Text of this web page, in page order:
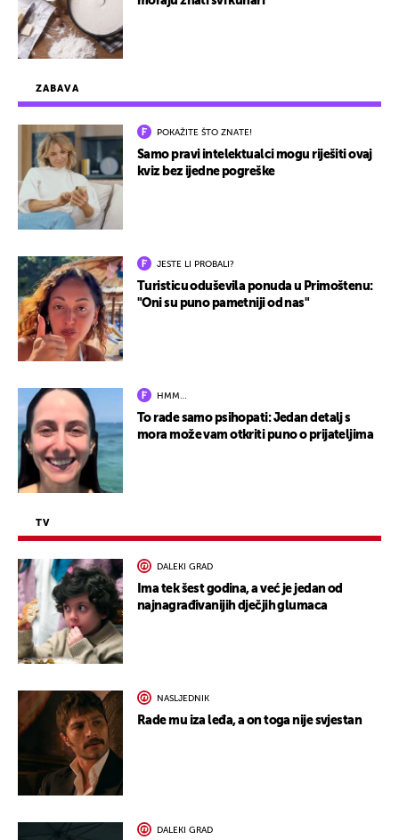
ZABAVA
POKAŽITE ŠTO ZNATE!
Samo pravi intelektualci mogu riješiti ovaj
kviz bez ijedne pogreške
JESTE LI PROBALI?
Turisticu oduševila ponuda u Primoštenu:
"Oni su puno pametniji od nas"
HMM…
To rade samo psihopati: Jedan detalj s
mora može vam otkriti puno o prijateljima
TV
DALEKI GRAD
Ima tek šest godina, a već je jedan od
najnagrađivanijih dječjih glumaca
NASLJEDNIK
Rade mu iza leđa, a on toga nije svjestan
DALEKI GRAD